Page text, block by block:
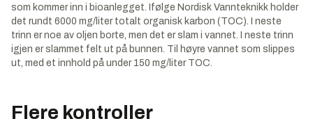
som kommer inn i bioanlegget. Ifølge Nordisk Vannteknikk holder
det rundt 6000 mg/liter totalt organisk karbon (TOC). I neste
trinn er noe av oljen borte, men det er slam i vannet. I neste trinn
igjen er slammet felt ut på bunnen. Til høyre vannet som slippes
ut, med et innhold på under 150 mg/liter TOC.
Flere kontroller